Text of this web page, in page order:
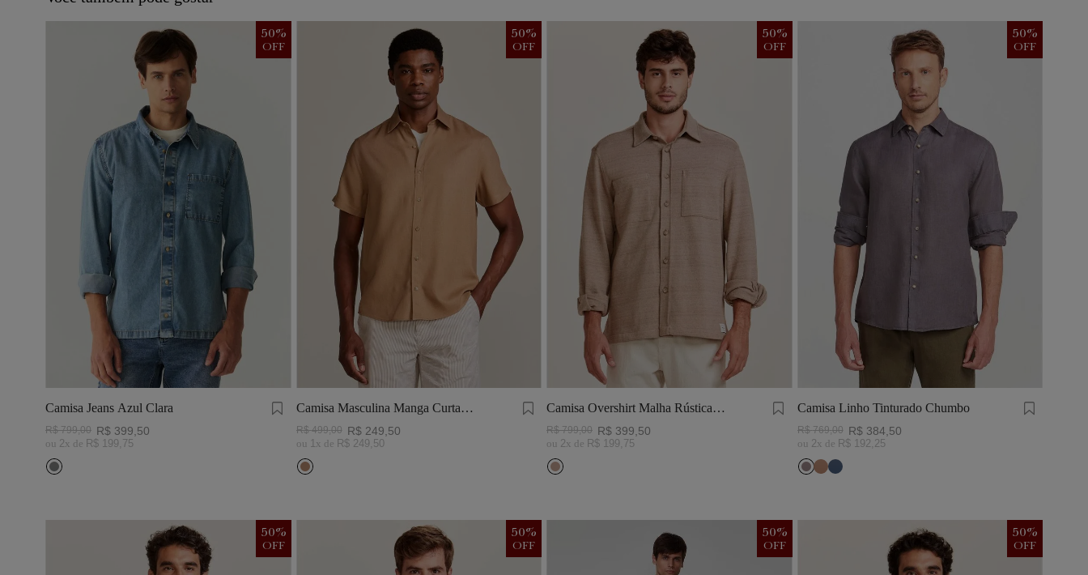
Camisa Jeans Azul Clara
50%
OFF
R$ 799,00 R$ 399 50
ou 2x de R$ 199 75
Camisa Masculina Manga Curta
Visco Linho
50%
OFF
R$ 499,00 R$ 249 50
ou 1 x de R$ 249 50
Camisa Overshirt Malha Rústica
Khaki
50%
OFF
R$ 799,00 R$ 399 50
ou 2x de R$ 199 75
Camisa Linho Tinturado Chumbo
50%
OFF
R$ 769,00 R$ 384 50
ou 2x de R$ 192 25
50%
OFF
50%
OFF
50%
OFF
50%
OFF